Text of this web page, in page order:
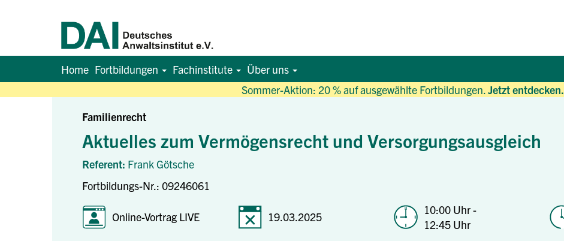
Sommer-Aktion: 20 % auf ausgewählte Fortbildungen.Jetzt entdecken.
Home Fortbildungen Fachinstitute Über uns
Familienrecht
Aktuelles zum Vermögensrecht und Versorgungsausgleich
Referent: Frank Götsche
Fortbildungs-Nr.: 09246061
Online-Vortrag LIVE 19.03.2025
10:00 Uhr -
12:45 Uhr